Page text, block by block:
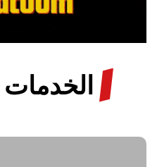
/